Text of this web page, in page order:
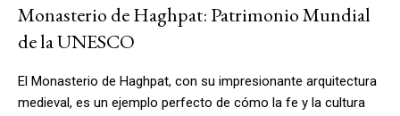
Monasterio de Haghpat: Patrimonio Mundial
de la UNESCO
El Monasterio de Haghpat, con su impresionante arquitectura
medieval, es un ejemplo perfecto de cómo la fe y la cultura